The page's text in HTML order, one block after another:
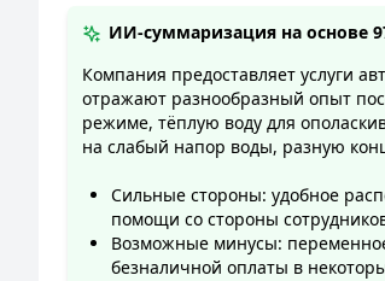
ИИ-суммаризация на основе
Компания предоставляет услуги
отражают разнообразный опыт
режиме, тёплую воду для
на слабый напор воды, разную
Сильные стороны: удобное
помощи со стороны
Возможные минусы:
безналичной оплаты в